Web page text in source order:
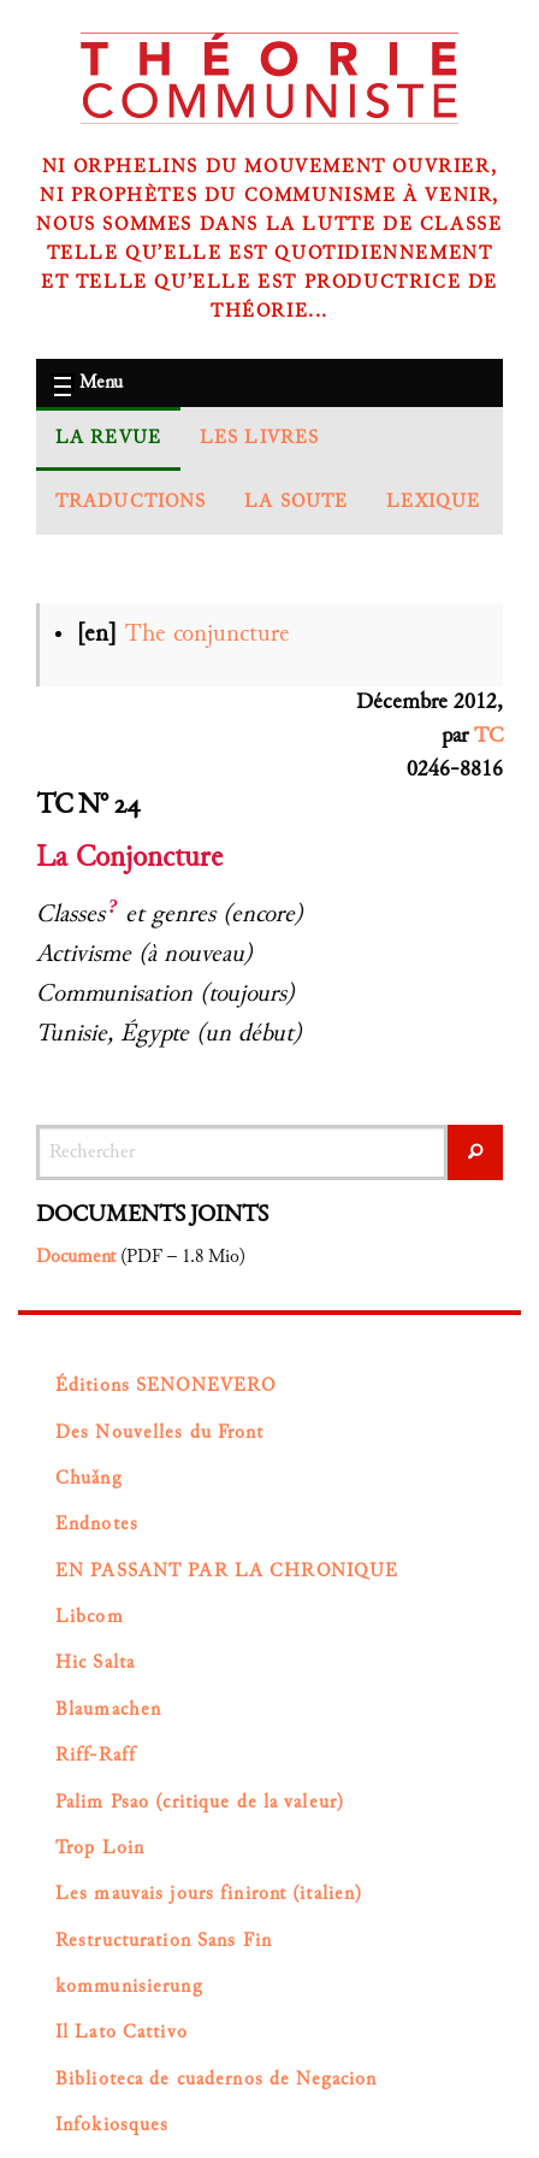
NI ORPHELINS DU MOUVEMENT OUVRIER,
NI PROPHÈTES DU COMMUNISME À VENIR,
NOUS SOMMES DANS LA LUTTE DE CLASSE
TELLE QU’ELLE EST QUOTIDIENNEMENT
ET TELLE QU’ELLE EST PRODUCTRICE DE
THÉORIE...
Menu
LA REVUE LES LIVRES
TRADUCTIONS LA SOUTE LEXIQUE
[en] The conjuncture
Décembre 2012,
parTC
0246-8816
TC N° 24
La Conjoncture
Classes ? et genres (encore)
Activisme (à nouveau)
Communisation (toujours)
Tunisie, Égypte (un début)
Rechercher
DOCUMENTS JOINTS
Document (PDF – 1.8 Mio)
Éditions SENONEVERO
Des Nouvelles du Front
Chuǎng
Endnotes
EN PASSANT PAR LA CHRONIQUE
Libcom
Hic Salta
Blaumachen
Riff-Raff
Palim Psao (critique de la valeur)
Trop Loin
Les mauvais jours finiront (italien)
Restructuration Sans Fin
kommunisierung
Il Lato Cattivo
Biblioteca de cuadernos de Negacion
Infokiosques